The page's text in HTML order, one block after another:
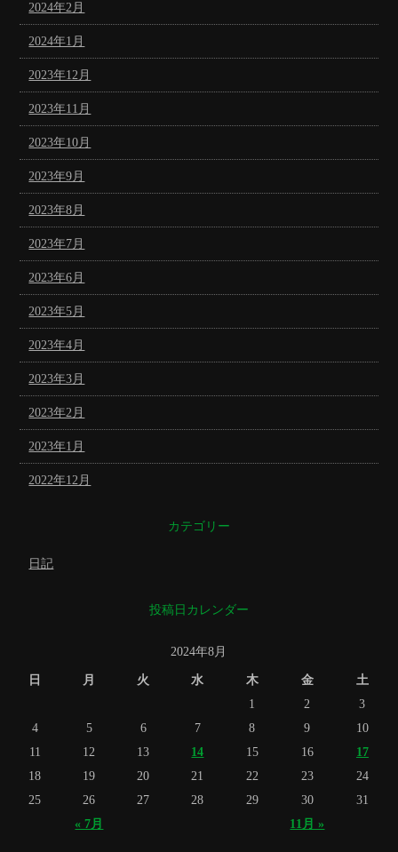
2024年2月
2024年1月
2023年12月
2023年11月
2023年10月
2023年9月
2023年8月
2023年7月
2023年6月
2023年5月
2023年4月
2023年3月
2023年2月
2023年1月
2022年12月
カテゴリー
日記
投稿日カレンダー
2024年8月
日 月 火 水 木 金 土
« 7月 11月 »
1 2
3
4
5 6 7 8 9
10
11
12 13 14 15 16
17
18
19 20 21 22 23
24
25
26 27 28 29 30 31